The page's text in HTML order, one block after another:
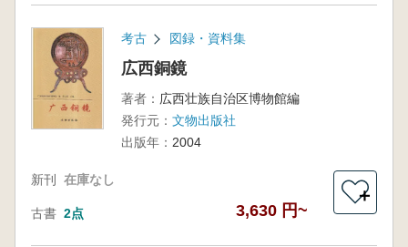
考古 図録・資料集
広西銅鏡
著者： 広西壮族自治区博物館編
発行元： 文物出版社
出版年： 2004
新刊 在庫なし
古書 2点 3,630 円~
＋